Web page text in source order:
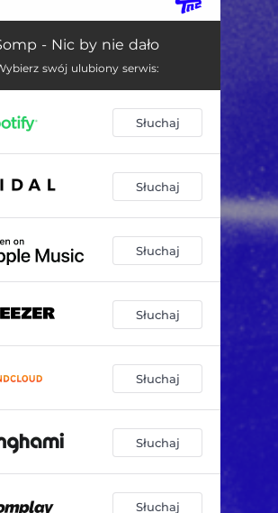
dało- Nic by nie dało
swój ulubiony serwis:
Słuchaj
Słuchaj
Słuchaj
Słuchaj
Słuchaj
Słuchaj
Słuchaj